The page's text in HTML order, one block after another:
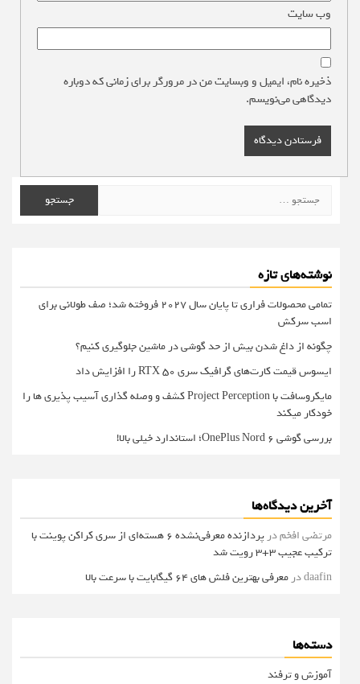
وب‌ سایت
ذخیره نام، ایمیل و وبسایت من در مرورگر برای زمانی که دوباره
دیدگاهی می‌نویسم.
برای:
نوشته‌های تازه
تمامی محصولات فراری تا پایان سال ۲۰۲۷ فروخته شد؛ صف طولانی برای
اسب سرکش
چگونه از داغ شدن بیش از حد گوشی در ماشین جلوگیری کنیم؟
ایسوس قیمت کارت‌های گرافیک سری RTX 50 را افزایش داد
مایکروسافت با Project Perception کشف و وصله گذاری آسیب پذیری ها را
خودکار میکند
بررسی گوشی OnePlus Nord 6؛ استاندارد خیلی بالا!
آخرین دیدگاه‌ها
مرتضی افخمدر
پردازنده معرفی‌نشده 6 هسته‌ای از سری کراکن پوینت با
ترکیب عجیب 3+3 رویت شد
daafinدر معرفی بهترین فلش های 64 گیگابایت با سرعت بالا
دسته‌ها
آموزش و ترفند